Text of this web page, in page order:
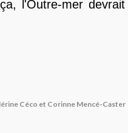
l'Outre-mer
Céco et Corinne Mencé-Caster